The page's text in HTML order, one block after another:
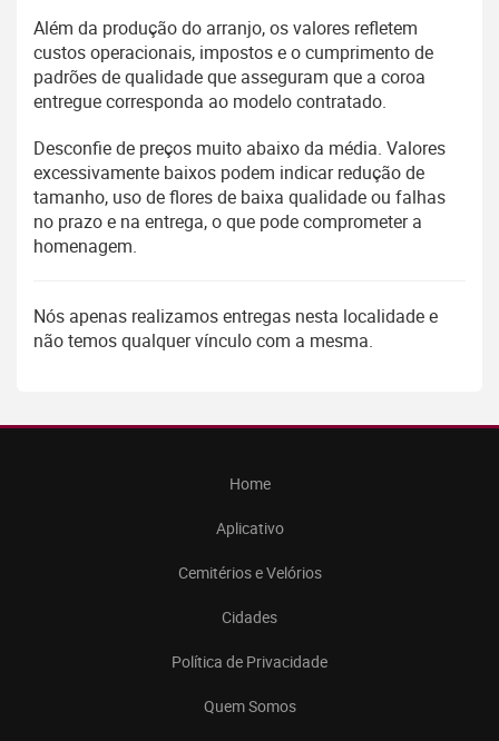
Além da produção do arranjo, os valores refletem
custos operacionais, impostos e o cumprimento de
padrões de qualidade que asseguram que a coroa
entregue corresponda ao modelo contratado.
Desconfie de preços muito abaixo da média. Valores
excessivamente baixos podem indicar redução de
tamanho, uso de flores de baixa qualidade ou falhas
no prazo e na entrega, o que pode comprometer a
homenagem.
Nós apenas realizamos entregas nesta localidade e
não temos qualquer vínculo com a mesma.
Home
Aplicativo
Cemitérios e Velórios
Cidades
Política de Privacidade
Quem Somos